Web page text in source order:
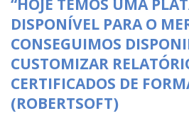
“HOJE TEMOS UMA
DISPONÍVEL PARA O
CONSEGUIMOS
CUSTOMIZAR
CERTIFICADOS DE
(ROBERTSOFT)